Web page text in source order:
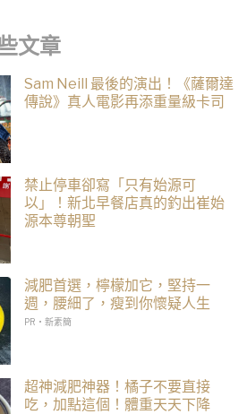
文章
Sam Neill 最後的演出！《薩爾達
傳說》真人電影再添重量級卡司
禁止停車卻寫「只有始源可
以」！新北早餐店真的釣出崔始
源本尊朝聖
減肥首選，檸檬加它，堅持一
週，腰細了，瘦到你懷疑人生
PR・新素簡
超神減肥神器！橘子不要直接
吃，加點這個！體重天天下降